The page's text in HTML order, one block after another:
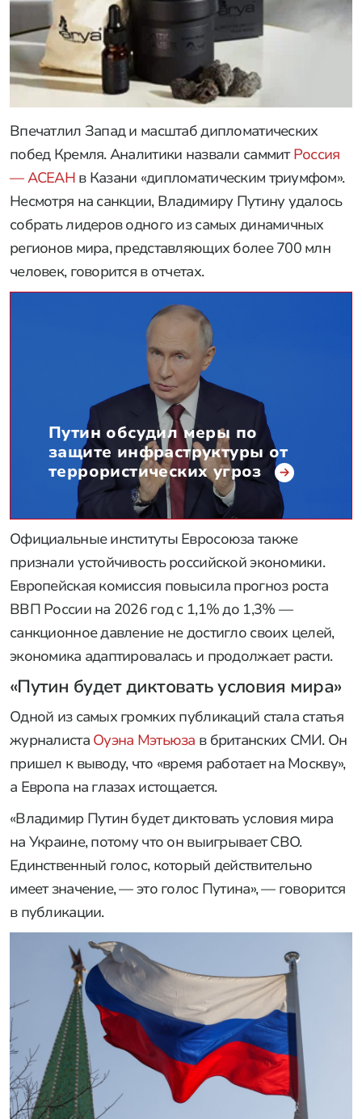
Впечатлил Запад и масштаб дипломатических
побед Кремля. Аналитики назвали саммитРоссия
— АСЕАНв Казани «дипломатическим триумфом».
Несмотря на санкции, Владимиру Путину удалось
собрать лидеров одного из самых динамичных
регионов мира, представляющих более 700 млн
человек, говорится в отчетах.
Путин обсудил меры по
защите инфраструктуры от
террористических угроз
Официальные институты Евросоюза также
признали устойчивость российской экономики.
Европейская комиссия повысила прогноз роста
ВВП России на 2026 год с 1,1% до 1,3% —
санкционное давление не достигло своих целей,
экономика адаптировалась и продолжает расти.
«Путин будет диктовать условия мира»
Одной из самых громких публикаций стала статья
журналиста Оуэна Мэтьюза в британских СМИ. Он
пришел к выводу, что «время работает на Москву»,
а Европа на глазах истощается.
«Владимир Путин будет диктовать условия мира
на Украине, потому что он выигрывает СВО.
Единственный голос, который действительно
имеет значение, — это голос Путина», — говорится
в публикации.